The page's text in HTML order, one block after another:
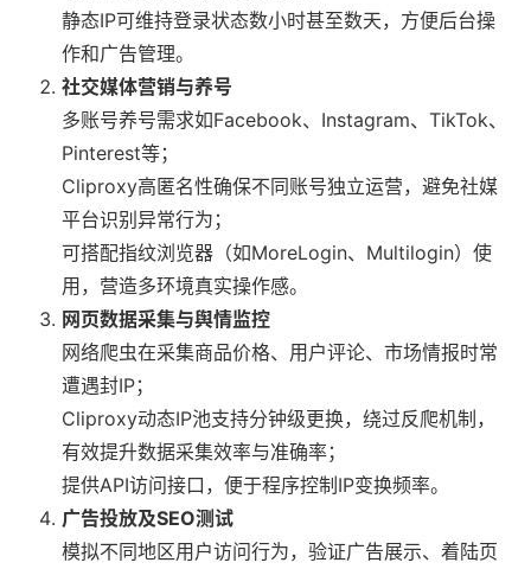
静态IP可维持登录状态数小时甚至数天，方便后台操
作和广告管理。
社交媒体营销与养号
多账号养号需求如Facebook、Instagram、TikTok、
Pinterest等；
Cliproxy高匿名性确保不同账号独立运营，避免社媒
平台识别异常行为；
可搭配指纹浏览器（如MoreLogin、Multilogin）使
用，营造多环境真实操作感。
网页数据采集与舆情监控
网络爬虫在采集商品价格、用户评论、市场情报时常
遭遇封IP；
Cliproxy动态IP池支持分钟级更换，绕过反爬机制，
有效提升数据采集效率与准确率；
提供API访问接口，便于程序控制IP变换频率。
广告投放及SEO测试
模拟不同地区用户访问行为，验证广告展示、着陆页